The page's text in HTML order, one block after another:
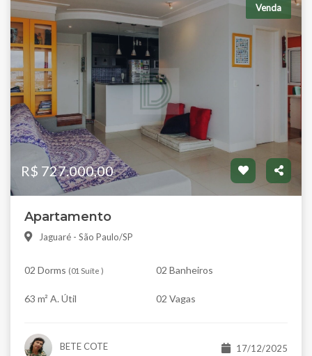
Venda
R$ 727.000,00
Apartamento
Jaguaré - São Paulo/SP
02 Dorms (01 Suíte ) 02 Banheiros
63 m² A. Útil 02 Vagas
BETE COTE 17/12/2025